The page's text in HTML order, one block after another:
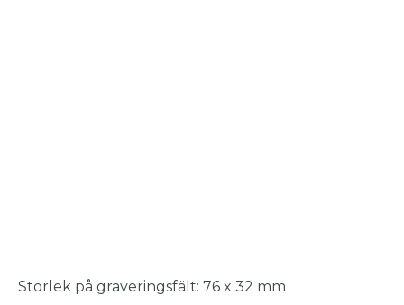
Storlek på graveringsfält: 76 x 32 mm